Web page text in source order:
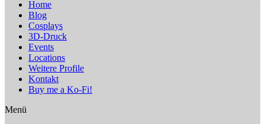
Home
Blog
Cosplays
3D-Druck
Events
Locations
Weitere Profile
Kontakt
Buy me a Ko-Fi!
Menü